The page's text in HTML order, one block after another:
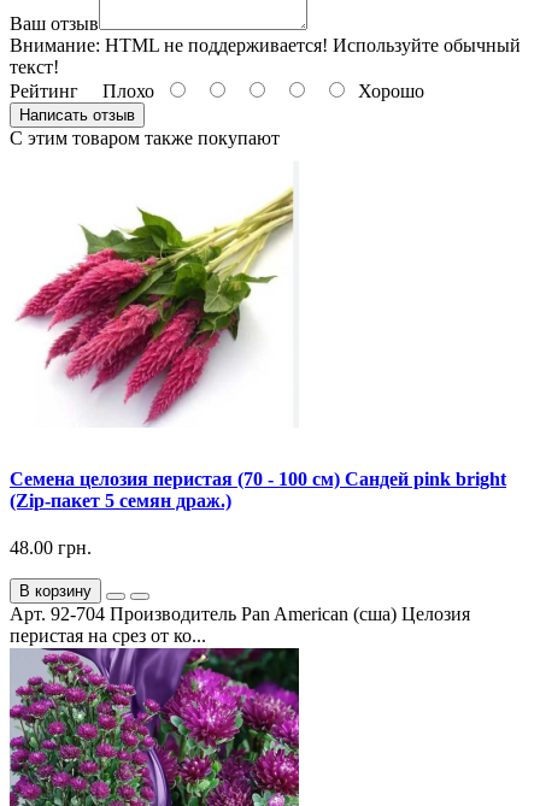
Ваш отзыв
Внимание: HTML не поддерживается! Используйте обычный
текст!
Рейтинг Плохо Хорошо
Написать отзыв
С этим товаром также покупают
Семена целозия перистая (70 - 100 см) Сандей pink bright
(Zip-пакет 5 семян драж.)
48.00 грн.
В корзину
Арт. 92-704 Производитель Pan American (сша) Целозия
перистая на срез от ко...